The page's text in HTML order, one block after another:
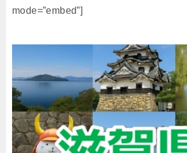
mode=”embed”]